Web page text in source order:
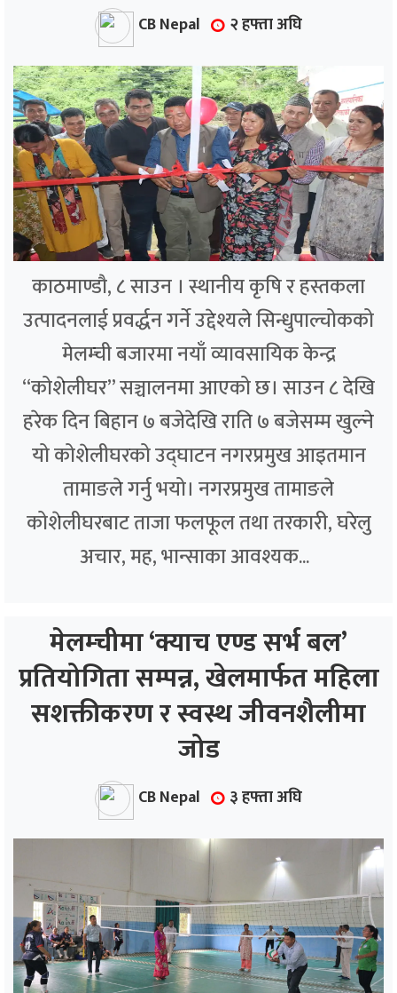
CB Nepal २ हफ्ता अघि
काठमाण्डौ, ८ साउन । स्थानीय कृषि र हस्तकला
उत्पादनलाई प्रवर्द्धन गर्ने उद्देश्यले सिन्धुपाल्चोकको
मेलम्ची बजारमा नयाँ व्यावसायिक केन्द्र
“कोशेलीघर” सञ्चालनमा आएको छ। साउन ८ देखि
हरेक दिन बिहान ७ बजेदेखि राति ७ बजेसम्म खुल्ने
यो कोशेलीघरको उद्घाटन नगरप्रमुख आइतमान
तामाङले गर्नु भयो। नगरप्रमुख तामाङले
कोशेलीघरबाट ताजा फलफूल तथा तरकारी, घरेलु
अचार, मह, भान्साका आवश्यक...
मेलम्चीमा ‘क्याच एण्ड सर्भ बल’
प्रतियोगिता सम्पन्न, खेलमार्फत महिला
सशक्तीकरण र स्वस्थ जीवनशैलीमा
जोड
CB Nepal ३ हफ्ता अघि